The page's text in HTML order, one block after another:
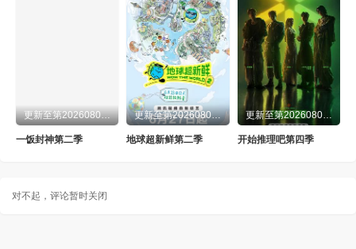
更新至第20260806期
一饭封神第二季
更新至第20260806期
地球超新鲜第二季
更新至第20260806期
开始推理吧第四季
对不起，评论暂时关闭